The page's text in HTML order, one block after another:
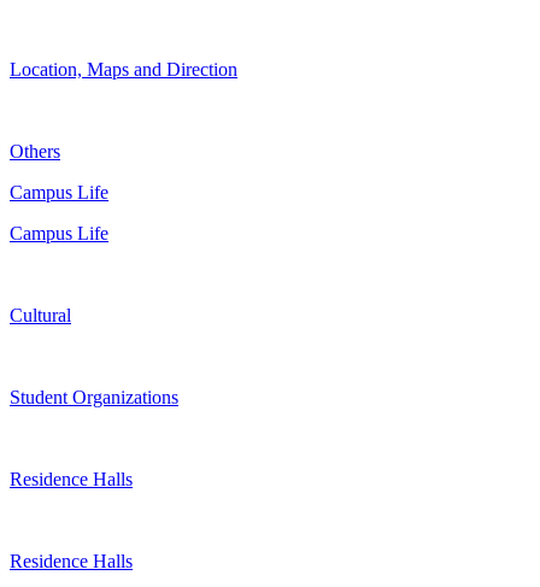
Location, Maps and Direction
Others
Campus Life
Campus Life
Cultural
Student Organizations
Residence Halls
Residence Halls